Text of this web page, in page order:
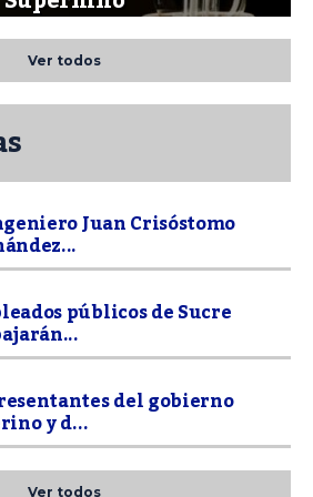
Ver todos
Juan Crisóstomo
públicos de Sucre
del gobierno
y d...
Ver todos